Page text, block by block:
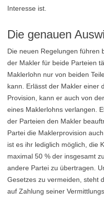
Interesse ist.
Die genauen
Die neuen Regelungen führen
der Makler für beide Parteien
Maklerlohn nur von beiden
kann. Erlässt der Makler einer
Provision, kann er auch von
eines Maklerlohns verlangen.
der Parteien den Makler
Partei die Maklerprovision
ist es ihr lediglich möglich, die
maximal 50 % der insgesamt
andere Partei zu übertragen.
Gesetzes zu vermeiden, steht
auf Zahlung seiner